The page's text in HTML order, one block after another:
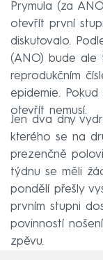
Prymula (za
otevřít první
diskutovalo.
(ANO) bude ale
reprodukčním
epidemie.
otevřít nemusí.
Jen dva dny
kterého se na
prezenčně
týdnu se měli
pondělí přešly
prvním stupni
povinností
zpěvu.